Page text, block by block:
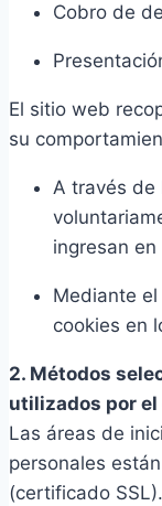
Cobro de
El sitio web
su
A través de
ingresan
Mediante
cookies en
2. Métodos
utilizados por el
Las áreas de
personales
(certificado